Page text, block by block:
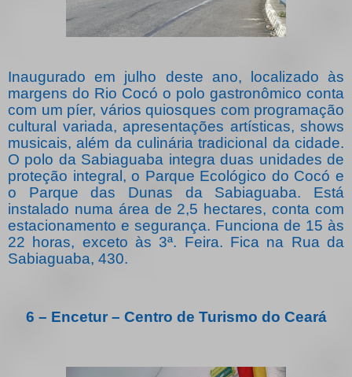
Inaugurado em julho deste ano, localizado às
margens do Rio Cocó o polo gastronômico conta
com um píer, vários quiosques com programação
cultural variada, apresentações artísticas, shows
musicais, além da culinária tradicional da cidade.
O polo da Sabiaguaba integra duas unidades de
proteção integral, o Parque Ecológico do Cocó e
o Parque das Dunas da Sabiaguaba. Está
instalado numa área de 2,5 hectares, conta com
estacionamento e segurança. Funciona de 15 às
22 horas, exceto às 3ª. Feira. Fica na Rua da
Sabiaguaba, 430.
6 – Encetur – Centro de Turismo do Ceará